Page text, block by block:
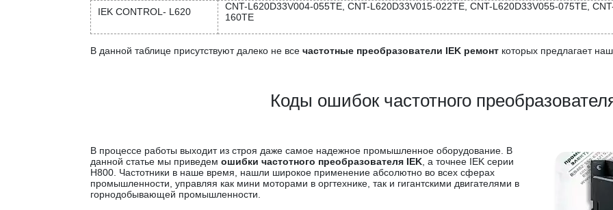
IEK CONTROL- L620
CNT-L620D33V004-055TE, CNT-L620D33V015-022TE, CNT-L620D33V055-075TE,
160TE
В данной таблице присутствуют далеко не все частотные преобразователи IEK ремонт которых предлагает
Коды ошибок частотного
В процессе работы выходит из строя даже самое надежное промышленное оборудование. В
данной статье мы приведем ошибки частотного преобразователя IEK , а точнее IEK серии
H800. Частотники в наше время, нашли широкое применение абсолютно во всех сферах
промышленности, управляя как мини моторами в оргтехнике, так и гигантскими двигателями в
горнодобывающей промышленности.